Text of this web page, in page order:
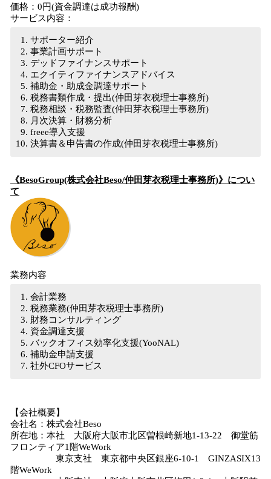
価格：0円(資金調達は成功報酬)
サービス内容：
サポーター紹介
事業計画サポート
デッドファイナンスサポート
エクイティファイナンスアドバイス
補助金・助成金調達サポート
税務書類作成・提出(仲田芽衣税理士事務所)
税務相談・税務監査(仲田芽衣税理士事務所)
月次決算・財務分析
freee導入支援
決算書＆申告書の作成(仲田芽衣税理士事務所)
《BesoGroup(株式会社Beso/仲田芽衣税理士事務所)》につい
て
業務内容
会計業務
税務業務(仲田芽衣税理士事務所)
財務コンサルティング
資金調達支援
バックオフィス効率化支援(YooNAL)
補助金申請支援
社外CFOサービス
【会社概要】
会社名：株式会社Beso
所在地：本社 大阪府大阪市北区曽根崎新地1-13-22 御堂筋
フロンティア1階WeWork
東京支社 東京都中央区銀座6-10-1 GINZASIX13
階WeWork